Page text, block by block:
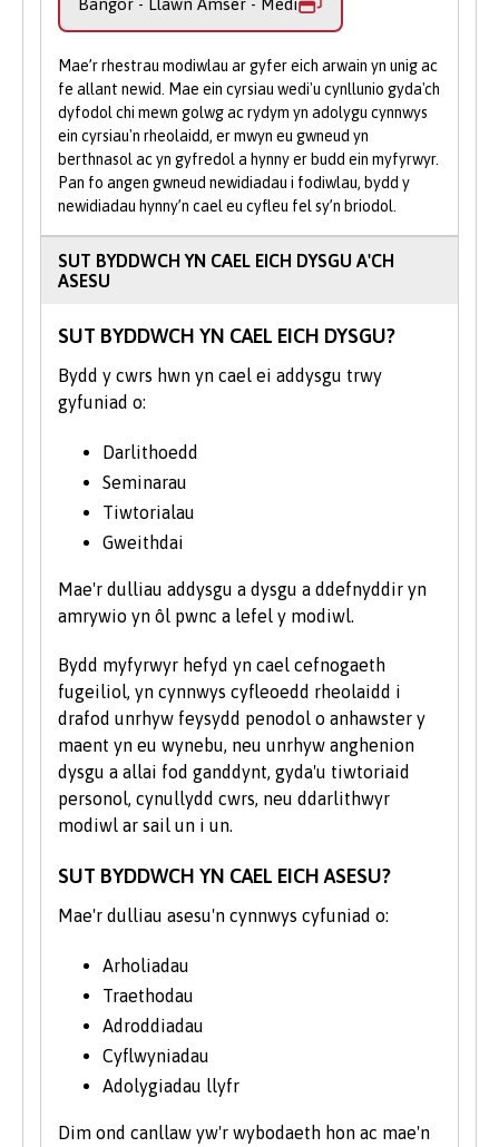
helpu.
Gwnewch Gais Ar-lein: Cyflwynwch
eich cais trwy ein porth ar-lein gan na
allwch wneud cais trwy UCAS i
astudio'n rhan amser.
mae tynged yr iaith yn cymharu ag
ieithoedd fel y Fasgeg a’r Wyddeleg, neu
sut mae llenorion a beirdd Cymru wedi
ymateb i themâu byd-eang megis
caethwasiaeth, yr Holocost, a her ecolegol
y byd modern.
Mantais allweddol astudio Cymraeg yw ei
hyblygrwydd i gyfuno iaith a llenyddiaeth
Gymraeg â phynciau ategol eraill yn y
Celfyddydau a’r Dyniaethau.
gweithwyr proffesiynol a chyflogwyr sy’n
siarad Cymraeg. Er y bydd y cyfleoedd hyn
yn amrywio gan ddibynnu ar y modiwlau a
rhwydweithiau proffesiynol a fydd yn
cefnogi eich gyrfa yn y dyfodol. Gallwch
fwynhau y cyfle i herio a thrafod gyda
nofelwyr, beirdd, dramodwyr, golygyddion,
clywed yn aml gan yr artistiaid cyfoes
amlycaf. Yn ddiweddar mae rhai myfyrwyr
lleoliadau gyda chwmnïau darlledu a
stiwdios fel Radio Cymru, BBC
Cymru/Wales, S4C, Cwmni Da, a Swans TV
Live.
Mae rhai o’r modiwlau mwy
galwedigaethol a phroffesiynol yn cynnig y
gweithleoedd Cymraeg eu hiaith neu
gweithredu drwy gyfrwng y Gymraeg.
Mae’r rhestrau modiwlau ar gyfer eich arwain yn unig ac
fe allant newid. Mae ein cyrsiau wedi'u cynllunio gyda'ch
dyfodol chi mewn golwg ac rydym yn adolygu cynnwys
ein cyrsiau'n rheolaidd, er mwyn eu gwneud yn
berthnasol ac yn gyfredol a hynny er budd ein myfyrwyr.
Pan fo angen gwneud newidiadau i fodiwlau, bydd y
newidiadau hynny’n cael eu cyfleu fel sy’n briodol.
SUT BYDDWCH YN CAEL EICH DYSGU A'CH
ASESU
SUT BYDDWCH YN CAEL EICH DYSGU?
Bydd y cwrs hwn yn cael ei addysgu trwy
gyfuniad o:
Darlithoedd
Seminarau
Tiwtorialau
Gweithdai
Mae'r dulliau addysgu a dysgu a ddefnyddir yn
amrywio yn ôl pwnc a lefel y modiwl.
Bydd myfyrwyr hefyd yn cael cefnogaeth
fugeiliol, yn cynnwys cyfleoedd rheolaidd i
drafod unrhyw feysydd penodol o anhawster y
maent yn eu wynebu, neu unrhyw anghenion
dysgu a allai fod ganddynt, gyda'u tiwtoriaid
personol, cynullydd cwrs, neu ddarlithwyr
modiwl ar sail un i un.
SUT BYDDWCH YN CAEL EICH ASESU?
Mae'r dulliau asesu'n cynnwys cyfuniad o:
Arholiadau
Traethodau
Adroddiadau
Cyflwyniadau
Adolygiadau llyfr
Dim ond canllaw yw'r wybodaeth hon ac mae'n